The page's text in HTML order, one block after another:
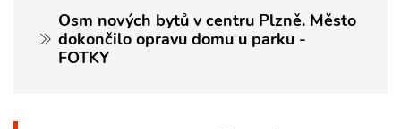
Osm nových bytů v centru Plzně. Město
dokončilo opravu domu u parku -
FOTKY